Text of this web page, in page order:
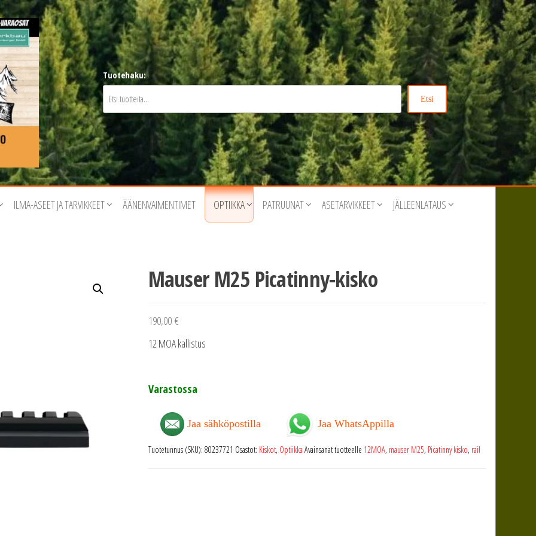
Tuotehaku:
Etsi
ILMA-ASEET JA TARVIKKEET ÄÄNENVAIMENTIMET OPTIIKKA PATRUUNAT ASETARVIKKEET JÄLLEENLATAUS
Mauser M25 Picatinny-kisko
190,00 €
12 MOA kallistus
Varastossa
Jaa sähköpostilla Jaa WhatsAppilla
Tuotetunnus (SKU): 80237721 Osastot: Kiskot, Optiikka Avainsanat tuotteelle 12MOA, mauser M25, Picatinny kisko, rail